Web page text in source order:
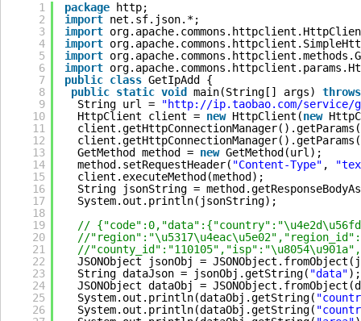
1
2
3
4
5
6
7
8
9
10
11
12
13
14
15
16
17
18
19
20
21
22
23
24
25
26
package
http;
import net.sf.json.*;
import
import
import
import
public class GetIpAdd {
public static void main(String[] args) throws
String url =
"http://ip.taobao.com/service/
HttpClient client = new HttpClient(new
GetMethod method = new GetMethod(url);
method.setRequestHeader( "Content-Type" ,
client.executeMethod(method);
String jsonString =
System.out.println(jsonString);
//
//
//
JSONObject jsonObj =
String dataJson = jsonObj.getString( "data"
JSONObject dataObj =
System.out.println(dataObj.getString(
System.out.println(dataObj.getString(